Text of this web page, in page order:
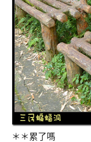
＊＊累了嗎